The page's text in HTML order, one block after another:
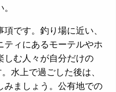
です。釣り場に近い、
ティにあるモーテルやホ
しむ人々が自分だけの
水上で過ごした後は、
みましょう。公有地での